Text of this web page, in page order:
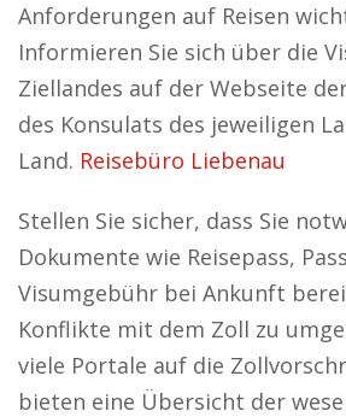
Anforderungen auf Reisen
Informieren Sie sich über die
Ziellandes auf der Webseite
des Konsulats des jeweiligen
Land. Reisebüro Liebenau
Stellen Sie sicher, dass Sie
Dokumente wie Reisepass,
Visumgebühr bei Ankunft
Konflikte mit dem Zoll zu
viele Portale auf die
bieten eine Übersicht der